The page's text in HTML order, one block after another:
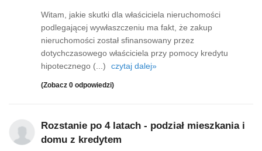
Witam, jakie skutki dla właściciela nieruchomości
podlegającej wywłaszczeniu ma fakt, że zakup
nieruchomości został sfinansowany przez
dotychczasowego właściciela przy pomocy kredytu
hipotecznego (...)
czytaj dalej»
(Zobacz 0 odpowiedzi)
Rozstanie po 4 latach - podział mieszkania i
domu z kredytem